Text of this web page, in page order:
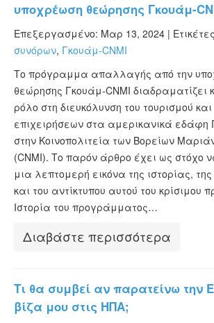
υποχρέωση θεώρησης Γκουάμ-
Επεξεργασμένο: Μαρ 13, 2024 |
συνόρων, Γκουάμ-CNMI
Το πρόγραμμα απαλλαγής από την
θεώρησης Γκουάμ-CNMI διαδραματίζει
ρόλο στη διευκόλυνση του τουρισμού
επιχειρήσεων στα αμερικανικά εδάφη
στην Κοινοπολιτεία των Βορείων
(CNMI). Το παρόν άρθρο έχει ως στόχο
μια λεπτομερή εικόνα της ιστορίας,
και του αντίκτυπου αυτού του κρίσιμου
Ιστορία του προγράμματος…
Διαβάστε περισσότερα
Τι θα συμβεί αν παρατείνω την
βίζα μου στις ΗΠΑ;